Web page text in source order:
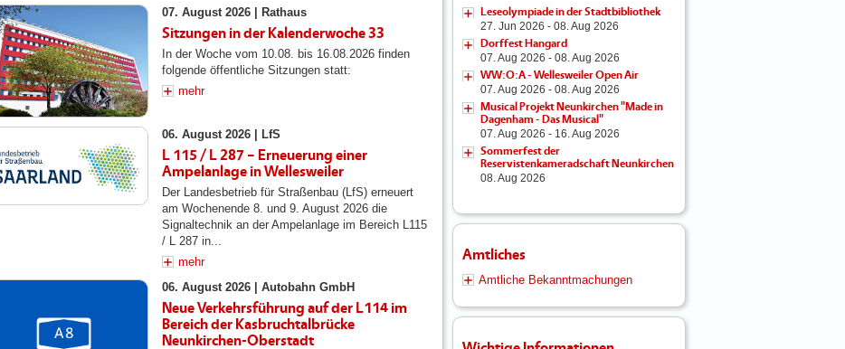
07. August 2026 |
Rathaus
Sitzungen in der Kalenderwoche 33
In der Woche vom 10.08. bis 16.08.2026 finden
folgende öffentliche Sitzungen statt:
mehr
06. August 2026 | LfS
L 115 / L 287 – Erneuerung einer
Ampelanlage in Wellesweiler
Der Landesbetrieb für Straßenbau (LfS) erneuert
am Wochenende 8. und 9. August 2026 die
Signaltechnik an der Ampelanlage im Bereich L115
/ L 287 in...
mehr
06. August 2026 | Autobahn GmbH
Neue Verkehrsführung auf der L114 im
Bereich der Kasbruchtalbrücke
Neunkirchen-Oberstadt
Leseolympiade in der Stadtbibliothek
27. Jun 2026 - 08. Aug 2026
Dorffest Hangard
07. Aug 2026 - 08. Aug 2026
WW:O:A - Wellesweiler Open Air
07. Aug 2026 - 08. Aug 2026
Musical Projekt Neunkirchen "Made in
Dagenham - Das Musical"
07. Aug 2026 - 16. Aug 2026
Sommerfest der
Reservistenkameradschaft Neunkirchen
08. Aug 2026
Amtliches
Amtliche Bekanntmachungen